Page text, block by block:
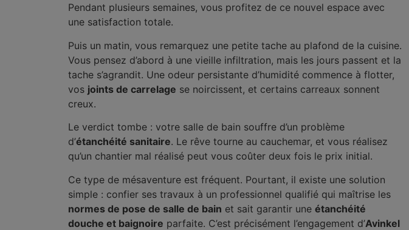
Pendant plusieurs semaines, vous profitez de ce nouvel espace avec
une satisfaction totale.
Puis un matin, vous remarquez une petite tache au plafond de la cuisine.
Vous pensez d’abord à une vieille infiltration, mais les jours passent et la
tache s’agrandit. Une odeur persistante d’humidité commence à flotter,
vos joints de carrelage se noircissent, et certains carreaux sonnent
creux.
Le verdict tombe : votre salle de bain souffre d’un problème
d’étanchéité sanitaire. Le rêve tourne au cauchemar, et vous réalisez
qu’un chantier mal réalisé peut vous coûter deux fois le prix initial.
Ce type de mésaventure est fréquent. Pourtant, il existe une solution
simple : confier ses travaux à un professionnel qualifié qui maîtrise les
normes de pose de salle de bain et sait garantir une étanchéité
douche et baignoire parfaite. C’est précisément l’engagement d’Avinkel